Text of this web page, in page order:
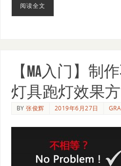
阅读全文
【MA入门】制
灯具跑灯效果
BY张俊辉 2019年6月27日